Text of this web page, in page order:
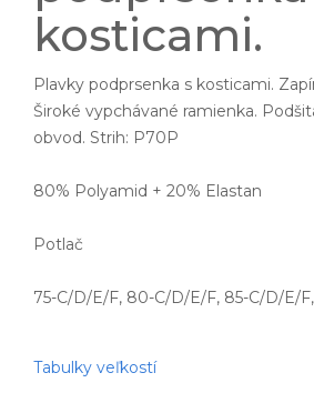
kosticami.
Plavky podprsenka s kosticami.
Široké vypchávané ramienka.
obvod. Strih: P70P
80% Polyamid + 20% Elastan
Potlač
75-C/D/E/F, 80-C/D/E/F, 85-C/D/E/
Tabulky veľkostí